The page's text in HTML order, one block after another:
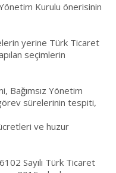
Kurulu önerisinin
yerine Türk Ticaret
seçimlerin
Bağımsız Yönetim
sürelerinin tespiti,
ve huzur
Sayılı Türk Ticaret